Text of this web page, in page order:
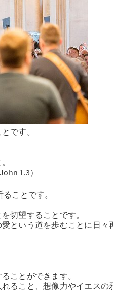
です。
1.3）
ことです。
切望することです。
という道を歩むことに日々
ことができます。
ること、想像力やイエスの